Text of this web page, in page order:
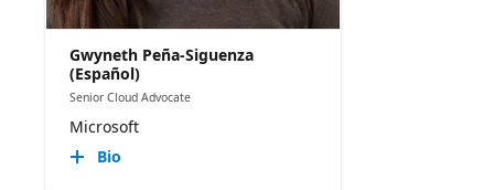
Gwyneth Peña-Siguenza
(Español)
Senior Cloud Advocate
Microsoft
Bio